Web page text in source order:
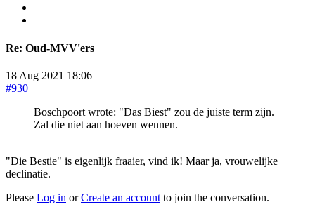
Re: Oud-MVV'ers
18 Aug 2021 18:06
#930
Boschpoort wrote: "Das Biest" zou de juiste term zijn.
Zal die niet aan hoeven wennen.
"Die Bestie" is eigenlijk fraaier, vind ik! Maar ja, vrouwelijke
declinatie.
Please Log in orCreate an account to join the conversation.